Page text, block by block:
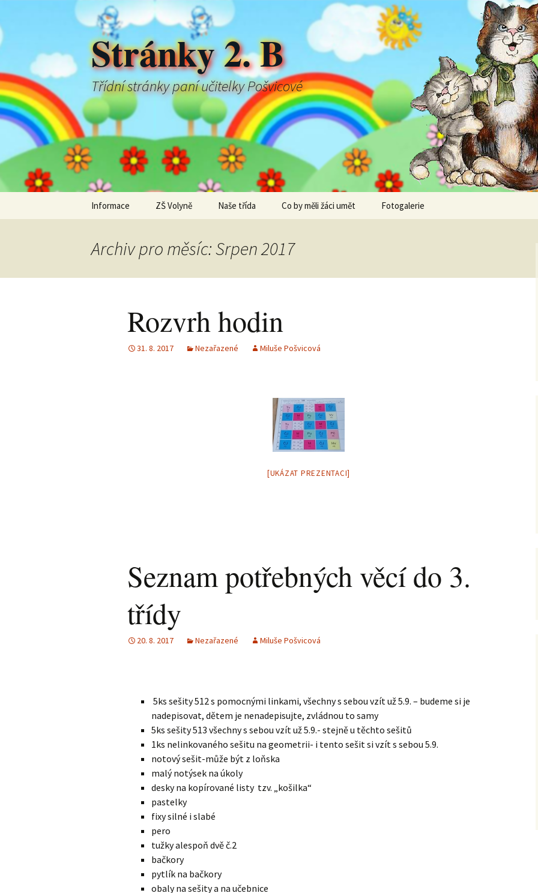
Stránky 2. B
Třídní stránky paní učitelky Pošvicové
webu
Informace ZŠ Volyně Naše třída Co by měli žáci umět Fotogalerie
Archiv pro měsíc: Srpen 2017
Rozvrh hodin
31. 8. 2017 Nezařazené Miluše Pošvicová
[UKÁZAT PREZENTACI]
Seznam potřebných věcí do 3.
třídy
20. 8. 2017 Nezařazené Miluše Pošvicová
5ks sešity 512 s pomocnými linkami, všechny s sebou vzít už 5.9. – budeme si je
nadepisovat, dětem je nenadepisujte, zvládnou to samy
5ks sešity 513 všechny s sebou vzít už 5.9.- stejně u těchto sešitů
1ks nelinkovaného sešitu na geometrii- i tento sešit si vzít s sebou 5.9.
notový sešit-může být z loňska
malý notýsek na úkoly
desky na kopírované listy tzv. „košilka“
pastelky
fixy silné i slabé
pero
tužky alespoň dvě č.2
bačkory
pytlík na bačkory
obaly na sešity a na učebnice